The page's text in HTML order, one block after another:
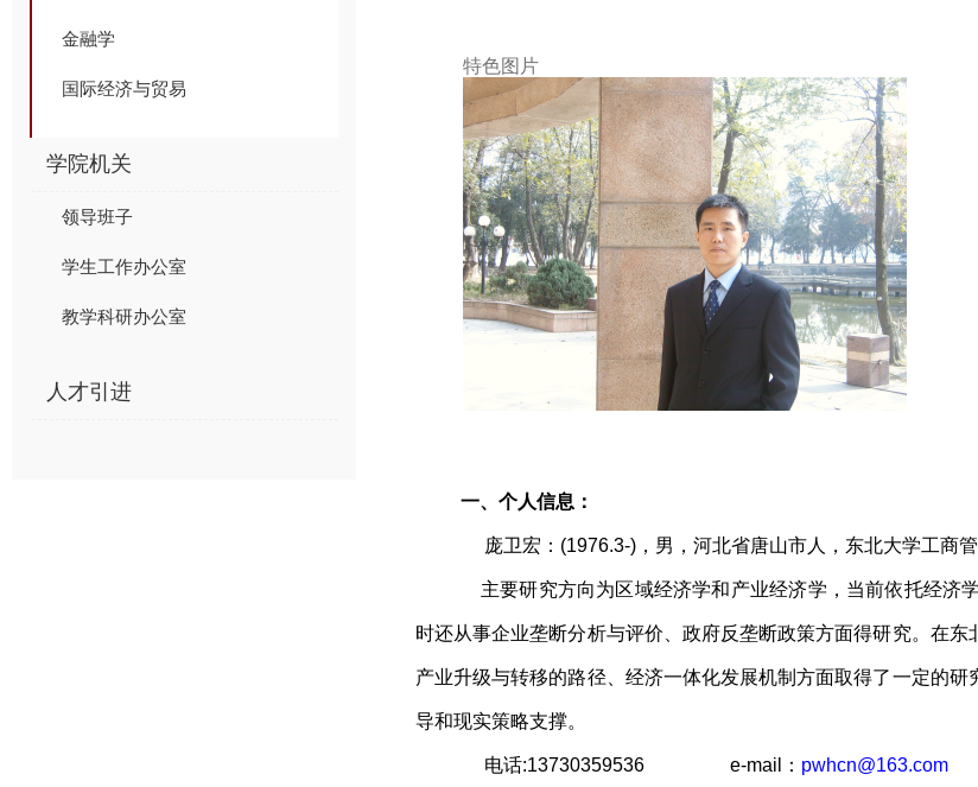
金融学
国际经济与贸易
学院机关
领导班子
学生工作办公室
教学科研办公室
人才引进
特色图片
一、个人信息：
庞卫宏：(1976.3-)，男，河北省唐山市人，东北大学工商
主要研究方向为区域经济学和产业经济学，当前依托经济
时还从事企业垄断分析与评价、政府反垄断政策方面得研究。在
产业升级与转移的路径、经济一体化发展机制方面取得了一定的
导和现实策略支撑。
电话:13730359536 e-mail： pwhcn@163.com